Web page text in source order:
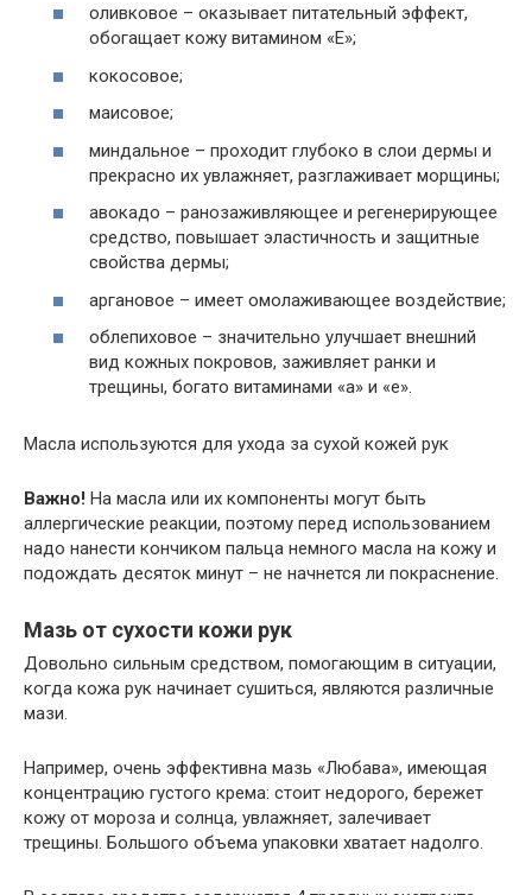
оливковое – оказывает питательный эффект,
обогащает кожу витамином «Е»;
кокосовое;
маисовое;
миндальное – проходит глубоко в слои дермы и
прекрасно их увлажняет, разглаживает морщины;
авокадо – ранозаживляющее и регенерирующее
средство, повышает эластичность и защитные
свойства дермы;
аргановое – имеет омолаживающее воздействие;
облепиховое – значительно улучшает внешний
вид кожных покровов, заживляет ранки и
трещины, богато витаминами «а» и «е».
Масла используются для ухода за сухой кожей рук
Важно! На масла или их компоненты могут быть
аллергические реакции, поэтому перед использованием
надо нанести кончиком пальца немного масла на кожу и
подождать десяток минут – не начнется ли покраснение.
Мазь от сухости кожи рук
Довольно сильным средством, помогающим в ситуации,
когда кожа рук начинает сушиться, являются различные
мази.
Например, очень эффективна мазь «Любава», имеющая
концентрацию густого крема: стоит недорого, бережет
кожу от мороза и солнца, увлажняет, залечивает
трещины. Большого объема упаковки хватает надолго.